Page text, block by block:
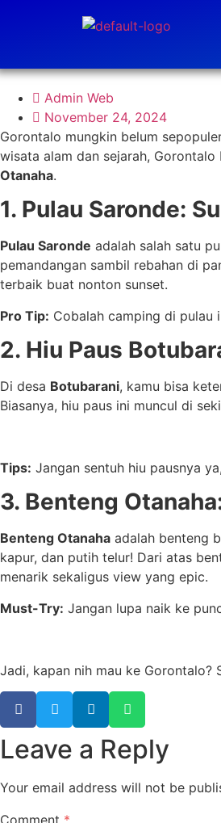
Admin Web
November 24, 2024
Gorontalo mungkin belum
wisata alam dan sejarah,
Otanaha.
1. Pulau Saronde:
Pulau Saronde adalah salah satu
pemandangan sambil rebahan di
terbaik buat nonton sunset.
Pro Tip: Cobalah camping di pulau
2. Hiu Paus
Di desa Botubarani, kamu bisa
Biasanya, hiu paus ini muncul di
Tips: Jangan sentuh hiu pausnya
3. Benteng
Benteng Otanaha adalah benteng
kapur, dan putih telur! Dari atas
menarik sekaligus view yang epic.
Must-Try: Jangan lupa naik ke
Jadi, kapan nih mau ke
Leave a Reply
Your email address will not be
Comment *